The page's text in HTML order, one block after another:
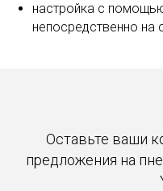
настройка с
непосредственно на
Оставьте ваши
предложения на